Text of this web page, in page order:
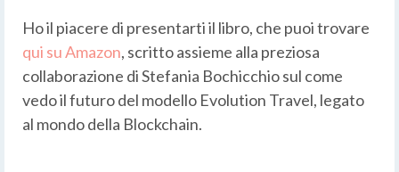
Ho il piacere di presentarti il libro, che puoi trovare
qui su Amazon, scritto assieme alla preziosa
collaborazione di Stefania Bochicchio sul come
vedo il futuro del modello Evolution Travel, legato
al mondo della Blockchain.